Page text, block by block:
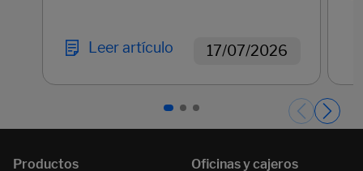
Leer artículo 17/07/2026